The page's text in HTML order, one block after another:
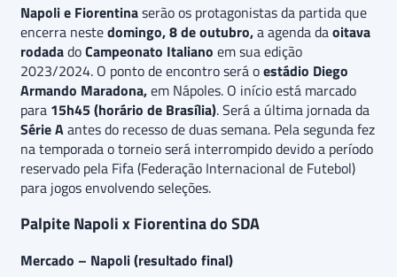
Napoli e Fiorentinaserão os protagonistas da partida que
encerra nestedomingo, 8 de outubro,a agenda daoitava
rodadadoCampeonato Italiano em sua edição
2023/2024. O ponto de encontro será oestádio Diego
Armando Maradona,em Nápoles. O início está marcado
para 15h45 (horário de Brasília). Será a última jornada da
Série Aantes do recesso de duas semana. Pela segunda fez
na temporada o torneio será interrompido devido a período
reservado pela Fifa (Federação Internacional de Futebol)
para jogos envolvendo seleções.
Palpite Napoli x Fiorentina do SDA
Mercado – Napoli (resultado final)